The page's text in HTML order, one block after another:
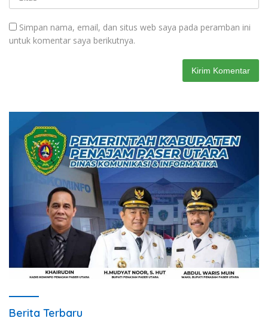
Simpan nama, email, dan situs web saya pada peramban ini
untuk komentar saya berikutnya.
Berita Terbaru